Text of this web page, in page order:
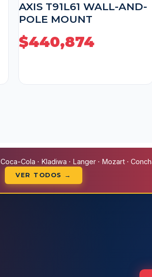
AXIS T91L61 WALL-AND-
POLE MOUNT
$440,874
Coca-Cola · Kladiwa · Langer · Mozart ·
VER TODOS →